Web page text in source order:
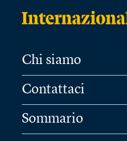
Chi siamo
Contattaci
Sommario